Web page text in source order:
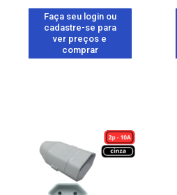
Faça seu login ou
cadastre-se para
ver preços e
comprar